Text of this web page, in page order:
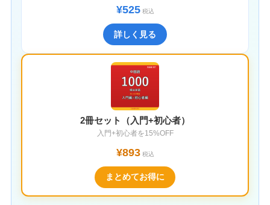
¥525税込
詳しく見る
2冊セット（入門+初心者）
入門+初心者を15%OFF
¥893税込
まとめてお得に